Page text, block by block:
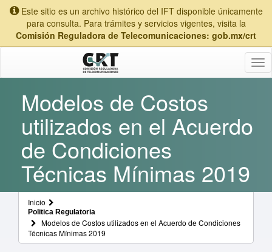
Este sitio es un archivo histórico del IFT disponible únicamente
para consulta. Para trámites y servicios vigentes, visita la
Comisión Reguladora de Telecomunicaciones: gob.mx/crt
Modelos de Costos
utilizados en el Acuerdo
de Condiciones
Técnicas Mínimas 2019
Inicio
Politica Regulatoria
Modelos de Costos utilizados en el Acuerdo de Condiciones
Técnicas Mínimas 2019